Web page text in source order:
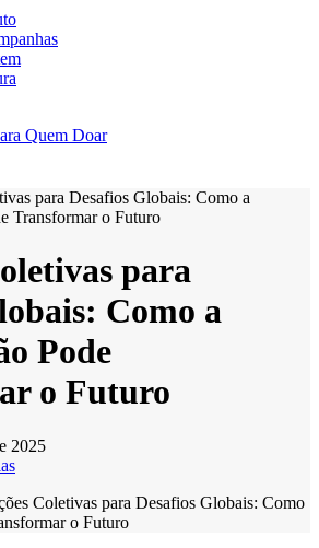
para
Como a
Pode
o Futuro
2025
Coletivas para Desafios Globais: Como
o Futuro